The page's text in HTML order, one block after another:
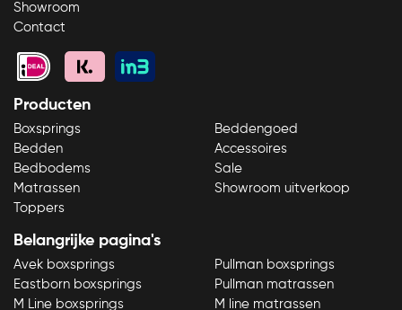
Showroom
Contact
Producten
Boxsprings
Bedden
Bedbodems
Matrassen
Toppers
Beddengoed
Accessoires
Sale
Showroom uitverkoop
Belangrijke pagina's
Avek boxsprings
Eastborn boxsprings
M Line boxsprings
Pullman boxsprings
Pullman matrassen
M line matrassen